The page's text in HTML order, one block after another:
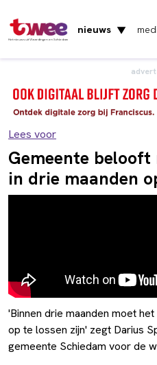
Het nieuws uit Vlaardingen en Schiedam
nieuws ▼
Lees voor
Gemeente
in drie maanden
'Binnen drie maanden moet
op te lossen zijn' zegt Darius
gemeente Schiedam voor de